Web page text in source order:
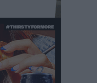
σαν ταινία
της Χαρούλας
που οδήγησαν στο
στις 21 Αυγούστου